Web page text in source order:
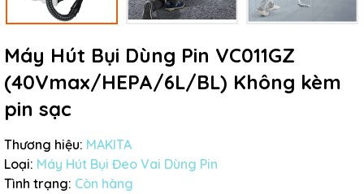
Máy Hút Bụi Dùng Pin VC011GZ
(40Vmax/HEPA/6L/BL) Không kèm
pin sạc
Thương hiệu: MAKITA
Loại: Máy Hút Bụi Đeo Vai Dùng Pin
Tình trạng: Còn hàng